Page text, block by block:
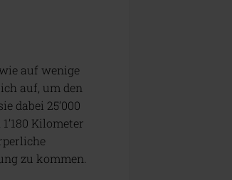
auf wenige
auf, um den
dabei 25’000
Kilometer
zu kommen.